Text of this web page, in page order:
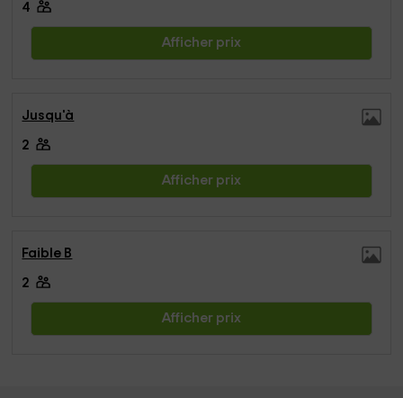
4
Afficher prix
Jusqu'à
2
Afficher prix
Faible B
2
Afficher prix